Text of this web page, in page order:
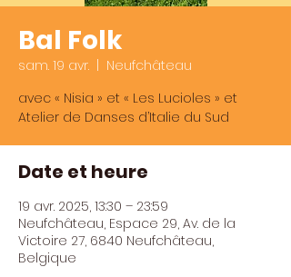
Bal Folk
sam. 19 avr.
Neufchâteau
avec « Nisia » et « Les Lucioles » et
Atelier de Danses d’Italie du Sud
Date et heure
19 avr. 2025, 13:30 – 23:59
Neufchâteau, Espace 29, Av. de la
Victoire 27, 6840 Neufchâteau,
Belgique